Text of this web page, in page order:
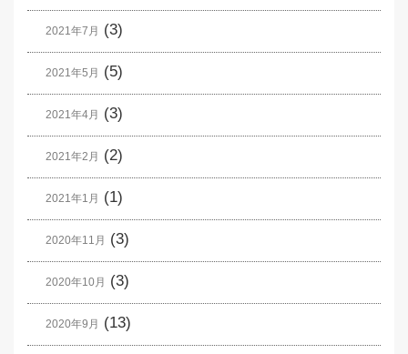
2021年7月 (3)
2021年5月 (5)
2021年4月 (3)
2021年2月 (2)
2021年1月 (1)
2020年11月 (3)
2020年10月 (3)
2020年9月 (13)